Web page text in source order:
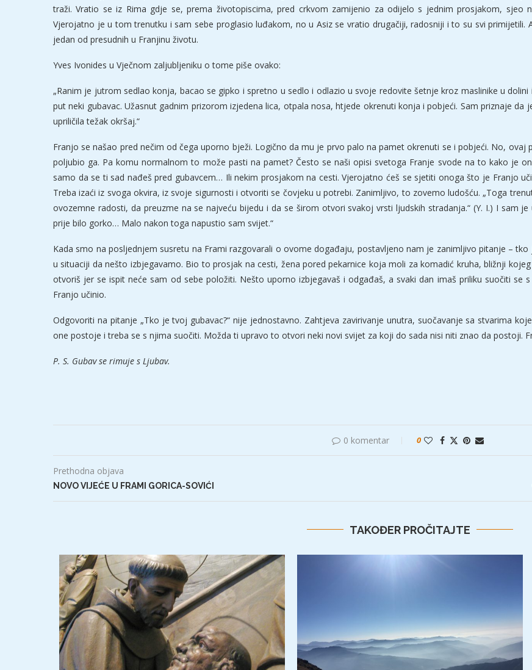
traži. Vratio se iz Rima gdje se, prema životopiscima, pred crkvom zamijenio za odijelo s jednim prosjakom, sjeo
Vjerojatno je u tom trenutku i sam sebe proglasio luđakom, no u Asiz se vratio drugačiji, radosniji i to su svi
jedan od presudnih u Franjinu životu.
Yves Ivonides u Vječnom zaljubljeniku o tome piše ovako:
„Ranim je jutrom sedlao konja, bacao se gipko i spretno u sedlo i odlazio u svoje redovite šetnje kroz maslinike u
put neki gubavac. Užasnut gadnim prizorom izjedena lica, otpala nosa, htjede okrenuti konja i pobjeći. Sam priznaje
upriličila težak okršaj.“
Franjo se našao pred nečim od čega uporno bježi. Logično da mu je prvo palo na pamet okrenuti se i pobjeći. No, ovaj
poljubio ga. Pa komu normalnom to može pasti na pamet? Često se naši opisi svetoga Franje svode na to kako je
samo da se ti sad nađeš pred gubavcem… Ili nekim prosjakom na cesti. Vjerojatno ćeš se sjetiti onoga što je Franjo
Treba izaći iz svoga okvira, iz svoje sigurnosti i otvoriti se čovjeku u potrebi. Zanimljivo, to zovemo ludošću. „Toga
ovozemne radosti, da preuzme na se najveću bijedu i da se širom otvori svakoj vrsti ljudskih stradanja.“ (Y. I.) I sam
prije bilo gorko… Malo nakon toga napustio sam svijet.“
Kada smo na posljednjem susretu na Frami razgovarali o ovome događaju, postavljeno nam je zanimljivo pitanje – tko
u situaciji da nešto izbjegavamo. Bio to prosjak na cesti, žena pored pekarnice koja moli za komadić kruha, bližnji
otvoriš jer se ispit neće sam od sebe položiti. Nešto uporno izbjegavaš i odgađaš, a svaki dan imaš priliku suočiti
Franjo učinio.
Odgovoriti na pitanje „Tko je tvoj gubavac?“ nije jednostavno. Zahtjeva zavirivanje unutra, suočavanje sa stvarima
one postoje i treba se s njima suočiti. Možda ti upravo to otvori neki novi svijet za koji do sada nisi niti znao da postoji.
P. S. Gubav se rimuje s Ljubav.
0 komentar 0
Prethodna objava
NOVO VIJEĆE U FRAMI GORICA-SOVIĆI
TAKOĐER PROČITAJTE